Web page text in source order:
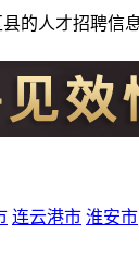
的人才招聘
连云港市 淮安市